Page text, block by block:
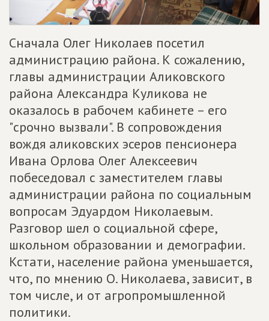
Сначала Олег Николаев посетил
администрацию района. К сожалению,
главы администрации Аликовского
района Александра Куликова не
оказалось в рабочем кабинете – его
"срочно вызвали". В сопровождения
вождя аликовских эсеров пенсионера
Ивана Орлова Олег Алексеевич
побеседовал с заместителем главы
администрации района по социальным
вопросам Эдуардом Николаевым.
Разговор шел о социальной сфере,
школьном образовании и демографии.
Кстати, население района уменьшается,
что, по мнению О. Николаева, зависит, в
том числе, и от агропромышленной
политики.